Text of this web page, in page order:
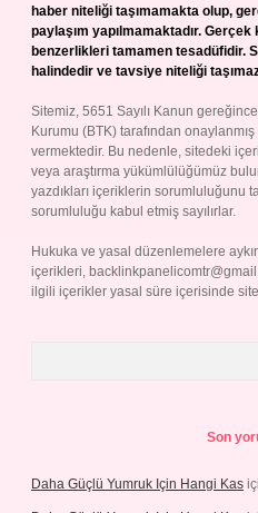
haber niteliği taşımamakta olup,
paylaşım yapılmamaktadır.
benzerlikleri tamamen tesadüfidir.
halindedir ve tavsiye niteliği
Sitemiz, 5651 Sayılı Kanun
Kurumu (BTK) tarafından
vermektedir. Bu nedenle, sitedeki
veya araştırma yükümlülüğümüz
yazdıkları içeriklerin sorumluluğunu
sorumluluğu kabul etmiş sayılırlar.
Hukuka ve yasal düzenlemelere
içerikleri,
ilgili içerikler yasal süre içerisinde
Son
Daha Güçlü Yumruk Için Hangi Kas